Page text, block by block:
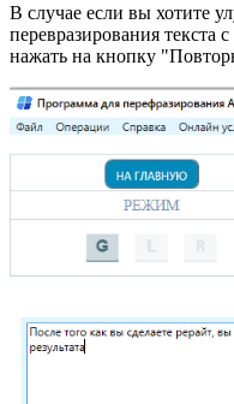
В случае если вы хотите
перевразирования
нажать на кнопку